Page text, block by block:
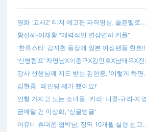
영화 '고사2' 티저 예고편 파격영상, 슬픈멜로…
황신혜-이재황 “매력적인 연상연하 커플”
'한류스타' 강지환 등장에 일본 여성팬들 환호!!
‘신병캠프’ 차영남X이충구X김민호X남태우X
강사 선생님께 지도 받는 김현중, '이렇게 하
김현중, '페인팅 제가 했어요!'
인형 가지고 노는 소녀들, '카라' 니콜-규리-지영
금메달 건 이상화, '싱글벙글'
이유비 휴대폰 협박남, 징역 10개월 실형 선고